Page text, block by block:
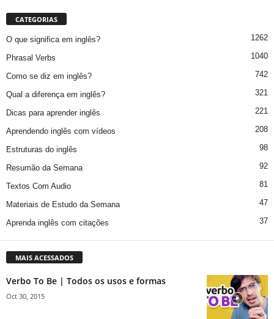
CATEGORIAS
O que significa em inglês? 1262
Phrasal Verbs 1040
Como se diz em inglês? 742
Qual a diferença em inglês? 321
Dicas para aprender inglês 221
Aprendendo inglês com vídeos 208
Estruturas do inglês 98
Resumão da Semana 92
Textos Com Audio 81
Materiais de Estudo da Semana 47
Aprenda inglês com citações 37
MAIS ACESSADOS
Verbo To Be | Todos os usos e formas
Oct 30, 2015